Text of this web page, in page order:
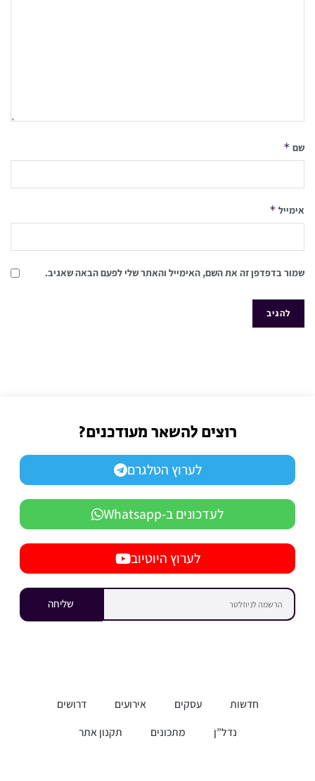
שם *
אימייל *
שמור בדפדפן זה את השם, האימייל והאתר שלי לפעם הבאה שאגיב.
רוצים להשאר מעודכנים?
לערוץ הטלגרם
לעדכונים ב-Whatsapp
לערוץ היוטיוב
שליחה
חדשות עסקים אירועים
דרושים
נדל”ן
מתכונים תקנון אתר